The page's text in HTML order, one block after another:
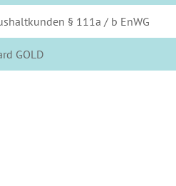
Sache:
Kundenbüro in der Zeit vom
von Montag bis Freitag in
sowie donnerstags von
§ 111a / b EnWG
GOLD